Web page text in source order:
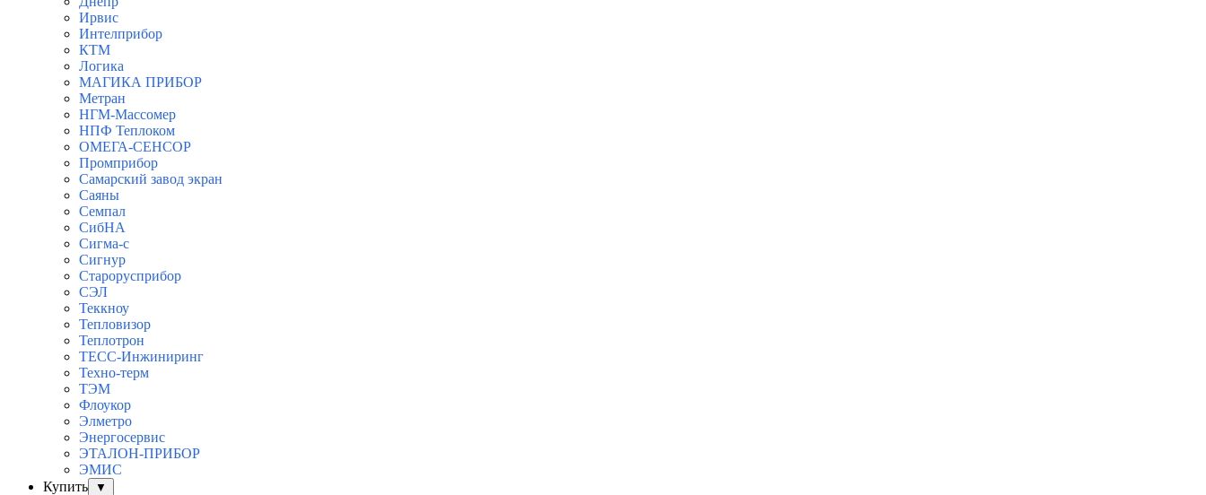
Ирвис
Интелприбор
КТМ
Логика
МАГИКА ПРИБОР
Метран
НГМ-Массомер
НПФ Теплоком
ОМЕГА-СЕНСОР
Промприбор
Самарский завод экран
Саяны
Семпал
СибНА
Сигма-с
Сигнур
Старорусприбор
СЭЛ
Теккноу
Тепловизор
Теплотрон
ТЕСС-Инжиниринг
Техно-терм
ТЭМ
Флоукор
Элметро
Энергосервис
ЭТАЛОН-ПРИБОР
ЭМИС
Купить
▼